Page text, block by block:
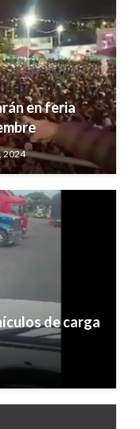
en feria
2024
de carga